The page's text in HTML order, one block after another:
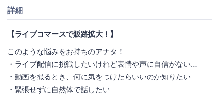
詳細
【ライブコマースで販路拡大！】
このような悩みをお持ちのアナタ！
・ライブ配信に挑戦したいけれど表情や声に自信がない…
・動画を撮るとき、何に気をつけたらいいのか知りたい
・緊張せずに自然体で話したい